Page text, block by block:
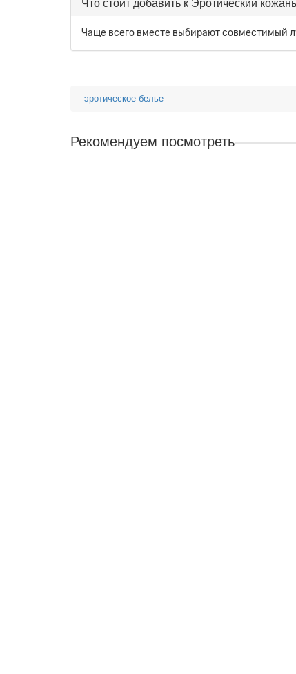
Что стоит добавить к Эротический
Чаще всего вместе выбирают совместимый
эротическое белье
Рекомендуем посмотреть